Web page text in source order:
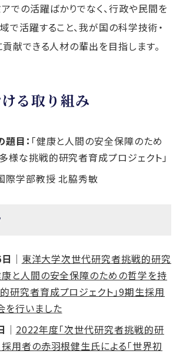
での活躍ばかりでなく、行政や民間を
で活躍すること、我が国の科学技術・
献できる人材の輩出を目指します。
る取り組み
目： 「健康と人間の安全保障のため
様な挑戦的研究者育成プロジェクト」
際学部教授 北脇秀敏
｜ 東洋大学次世代研究者挑戦的研究
康と人間の安全保障のための哲学を持
研究者育成プロジェクト」9期生採用
を行いました
｜ 2022年度「次世代研究者挑戦的研
採用者の赤羽根健生氏による「世界初